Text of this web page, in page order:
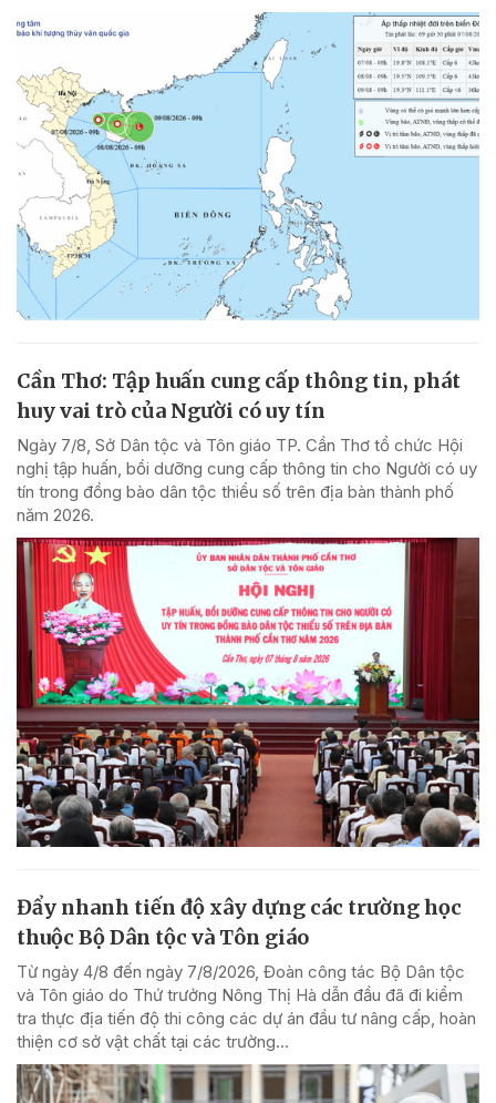
Cần Thơ: Tập huấn cung cấp thông tin, phát
huy vai trò của Người có uy tín
Ngày 7/8, Sở Dân tộc và Tôn giáo TP. Cần Thơ tổ chức Hội
nghị tập huấn, bồi dưỡng cung cấp thông tin cho Người có uy
tín trong đồng bào dân tộc thiểu số trên địa bàn thành phố
năm 2026.
Đẩy nhanh tiến độ xây dựng các trường học
thuộc Bộ Dân tộc và Tôn giáo
Từ ngày 4/8 đến ngày 7/8/2026, Đoàn công tác Bộ Dân tộc
và Tôn giáo do Thứ trưởng Nông Thị Hà dẫn đầu đã đi kiểm
tra thực địa tiến độ thi công các dự án đầu tư nâng cấp, hoàn
thiện cơ sở vật chất tại các trường...